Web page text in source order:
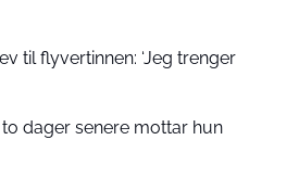
til flyvertinnen: ‘Jeg trenger
dager senere mottar hun